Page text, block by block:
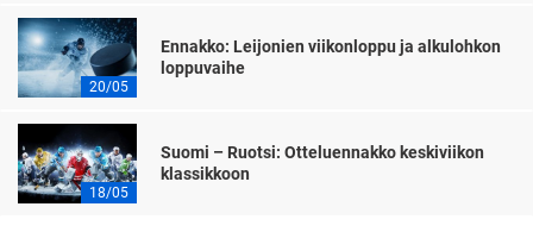
20/05
Ennakko: Leijonien viikonloppu ja alkulohkon
loppuvaihe
18/05
Suomi – Ruotsi: Otteluennakko keskiviikon
klassikkoon